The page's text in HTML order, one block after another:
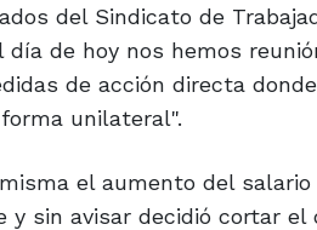
del Sindicato de
día de hoy nos hemos
de acción directa
unilateral".
el aumento del salario
sin avisar decidió cortar el